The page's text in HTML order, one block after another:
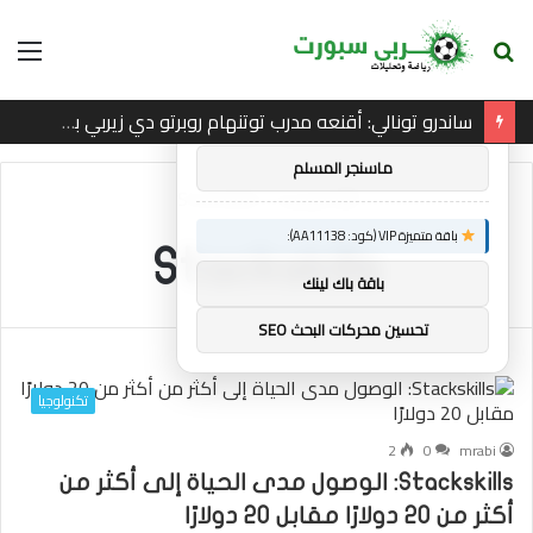
بحث
ساندرو تونالي: أقنعه مدرب توتنهام روبرتو دي زيربي بسرعة بالتوقيع
الرئيسية/
Stackskills
Stackskills
تكنولوجيا
mrabi
0
2
Stackskills: الوصول مدى الحياة إلى أكثر من
أكثر من 20 دولارًا مقابل 20 دولارًا
توصيات :
باقة متميزة VIP (كود: AA26790):
ماسنجر المسلم
باقة متميزة VIP (كود: AA11138):
باقة باك لينك
تحسين محركات البحث SEO